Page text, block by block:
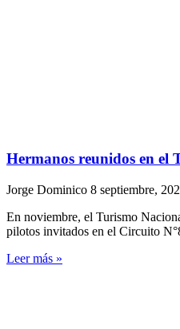
Hermanos reunidos en el
Jorge Dominico 8 septiembre,
En noviembre, el Turismo
pilotos invitados en el Circuito
Leer más »